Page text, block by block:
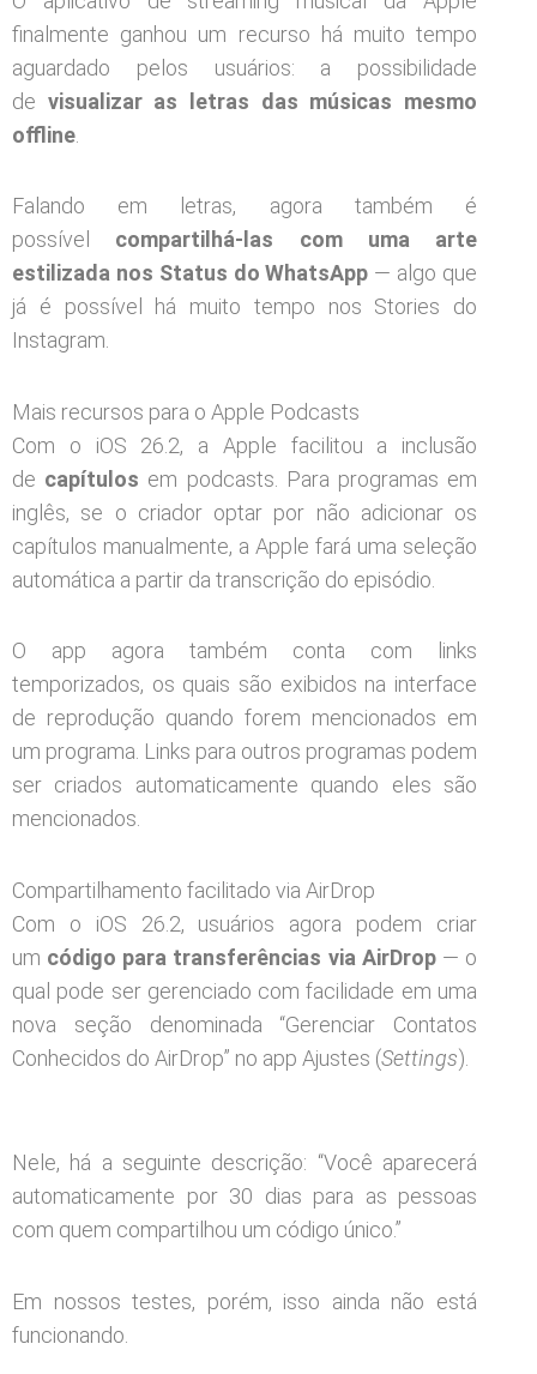
finalmente ganhou um recurso há muito tempo
aguardado pelos usuários: a possibilidade
de visualizar as letras das músicas mesmo
offline
Falando em letras, agora também é
possível compartilhá-las com uma arte
estilizada nos Status do WhatsApp — algo que
já é possível há muito tempo nos Stories do
Instagram.
Mais recursos para o Apple Podcasts
Com o iOS 26.2, a Apple facilitou a inclusão
de capítulos em podcasts. Para programas em
inglês, se o criador optar por não adicionar os
capítulos manualmente, a Apple fará uma seleção
automática a partir da transcrição do episódio.
O app agora também conta com links
temporizados, os quais são exibidos na interface
de reprodução quando forem mencionados em
um programa. Links para outros programas podem
ser criados automaticamente quando eles são
mencionados.
Compartilhamento facilitado via AirDrop
Com o iOS 26.2, usuários agora podem criar
um código para transferências via AirDrop— o
qual pode ser gerenciado com facilidade em uma
nova seção denominada “Gerenciar Contatos
Conhecidos do AirDrop” no app Ajustes (Settings).
Nele, há a seguinte descrição: “Você aparecerá
automaticamente por 30 dias para as pessoas
com quem compartilhou um código único.”
Em nossos testes, porém, isso ainda não está
funcionando.